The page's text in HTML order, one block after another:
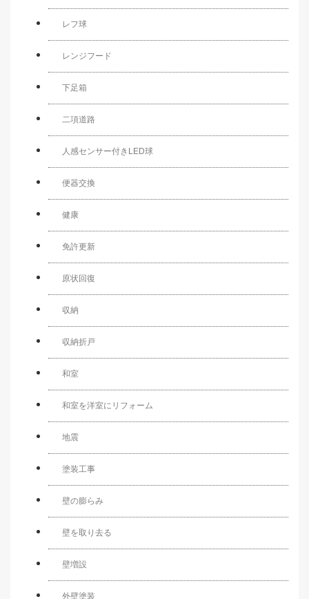
レフ球
レンジフード
下足箱
二項道路
人感センサー付きLED球
便器交換
健康
免許更新
原状回復
収納
収納折戸
和室
和室を洋室にリフォーム
地震
塗装工事
壁の膨らみ
壁を取り去る
壁増設
外壁塗装